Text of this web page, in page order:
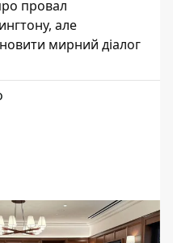
провал
але
мирний діалог